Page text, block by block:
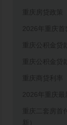
重庆房贷政策
2026年重庆首
重庆公积金贷
重庆公积金贷
重庆商贷利率
2026年重庆
重庆二套房首